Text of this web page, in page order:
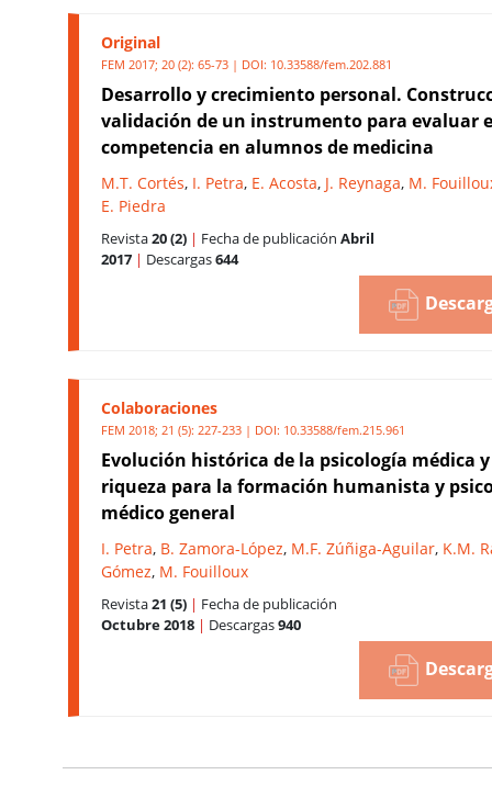
Original
FEM 2017; 20 (2): 65-73 | DOI: 10.33588/fem.202.881
Desarrollo y crecimiento personal.
validación de un instrumento para evaluar
competencia en alumnos de medicina
M.T. Cortés, I. Petra, E. Acosta, J. Reynaga, M.
E. Piedra
Revista20 (2) | Fecha de publicación Abril
2017 | Descargas644
Colaboraciones
FEM 2018; 21 (5): 227-233 | DOI: 10.33588/fem.215.961
Evolución histórica de la psicología médica
riqueza para la formación humanista y
médico general
I. Petra, B. Zamora-López, M.F. Zúñiga-Aguilar, K.M.
Gómez, M. Fouilloux
Revista21 (5) | Fecha de publicación
Octubre 2018 | Descargas940